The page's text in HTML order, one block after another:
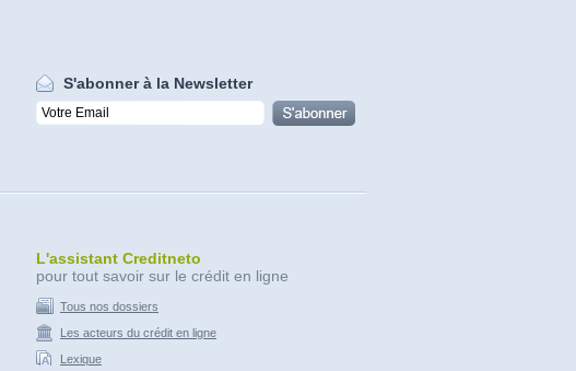
S'abonner à la Newsletter
L'assistant Creditneto
pour tout savoir sur le crédit en ligne
Tous nos dossiers
Les acteurs du crédit en ligne
Lexique